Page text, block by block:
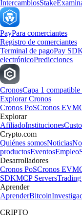
IntercambiosStake
PayPara comerciantes
Registro de comerciantes
Terminal de pagoPay
electrónicoPredicciones
CronosCapa 1
Explorar Cronos
Cronos PoSCronos EVM
Explorar
AfiliadoInstituciones
Crypto.com
Quiénes somosNoticias
productosEventosEmpleo
Desarrolladores
Cronos PoSCronos EVM
SDKMCP Servers
Aprender
AprenderBitcoin
CRIPTO